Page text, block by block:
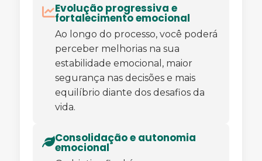
Evolução progressiva e
fortalecimento emocional
Ao longo do processo, você poderá
perceber melhorias na sua
estabilidade emocional, maior
segurança nas decisões e mais
equilíbrio diante dos desafios da
vida.
Consolidação e autonomia
emocional